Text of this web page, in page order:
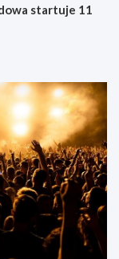
startuje 11